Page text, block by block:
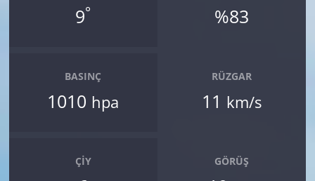
9° %83
BASINÇ
1010 hpa
RÜZGAR
11 km/s
ÇIY GÖRÜŞ